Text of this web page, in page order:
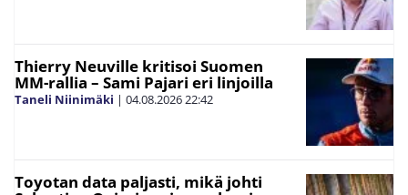
Thierry Neuville kritisoi Suomen
MM-rallia – Sami Pajari eri linjoilla
Taneli Niinimäki | 04.08.202622:42
Toyotan data paljasti, mikä johti